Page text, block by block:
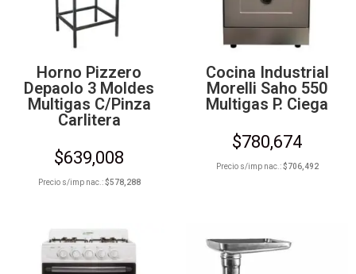
Horno Pizzero
Depaolo 3 Moldes
Multigas C/Pinza
Carlitera
$639,008
Precio s/imp nac.:$578,288
Cocina Industrial
Morelli Saho 550
Multigas P. Ciega
$780,674
Precio s/imp nac.:$ 706,492